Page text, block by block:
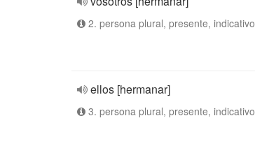
2. persona plural, presente, indicativo
ellos [hermanar]
3. persona plural, presente, indicativo